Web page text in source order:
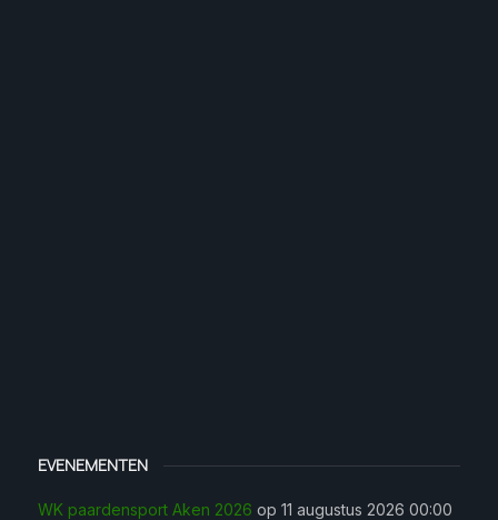
EVENEMENTEN
WK paardensport Aken 2026 op 11 augustus 2026 00:00